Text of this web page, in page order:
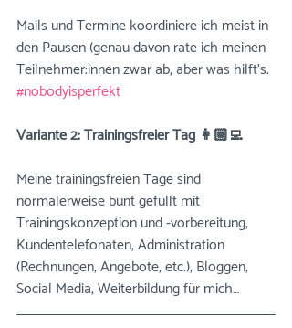
Mails und Termine koordiniere ich meist in
den Pausen (genau davon rate ich meinen
Teilnehmer:innen zwar ab, aber was hilft’s.
#nobodyisperfekt
Variante 2: Trainingsfreier Tag 👩🏼‍💻
Meine trainingsfreien Tage sind
normalerweise bunt gefüllt mit
Trainingskonzeption und -vorbereitung,
Kundentelefonaten, Administration
(Rechnungen, Angebote, etc.), Bloggen,
Social Media, Weiterbildung für mich…